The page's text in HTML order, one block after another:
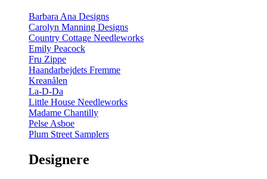
Barbara Ana Designs
Carolyn Manning Designs
Country Cottage Needleworks
Emily Peacock
Fru Zippe
Haandarbejdets Fremme
Kreanålen
La-D-Da
Little House Needleworks
Madame Chantilly
Pelse Asboe
Plum Street Samplers
Designere